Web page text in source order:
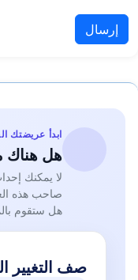
إرسال
ابدأ عريضتك
هل هناك
لا يمكنك
صاحب هذه
هل ستقوم
صف التغيير